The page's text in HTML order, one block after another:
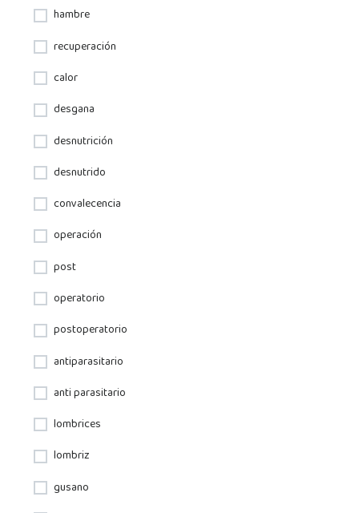
hambre
recuperación
calor
desgana
desnutrición
desnutrido
convalecencia
operación
post
operatorio
postoperatorio
antiparasitario
anti parasitario
lombrices
lombriz
gusano